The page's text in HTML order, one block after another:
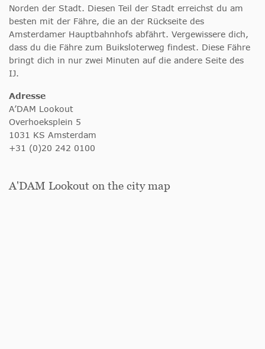
Norden der Stadt. Diesen Teil der Stadt erreichst du am
besten mit der Fähre, die an der Rückseite des
Amsterdamer Hauptbahnhofs abfährt. Vergewissere dich,
dass du die Fähre zum Buiksloterweg findest. Diese Fähre
bringt dich in nur zwei Minuten auf die andere Seite des
IJ.
Adresse
A’DAM Lookout
Overhoeksplein 5
1031 KS Amsterdam
+31 (0)20 242 0100
A'DAM Lookout on the city map